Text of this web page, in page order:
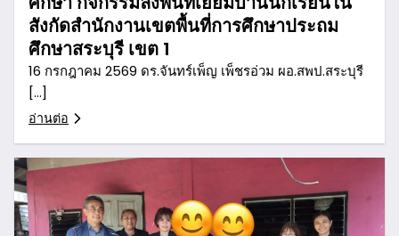
สังกัดสำนักงานเขตพื้นที่การศึกษาประถม
ศึกษาสระบุรี เขต 1
16 กรกฎาคม 2569 ดร.จันทร์เพ็ญ เพ็ชรอ่วม ผอ.สพป.สระบุรี
[…]
อ่านต่อ